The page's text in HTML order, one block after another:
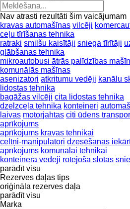
Nav atrasti rezultāti šim vaicājumam
kravas automašīnas vilcēji
ceļu tīrīšanas tehnika
ratraki smilšu kaisītāji sniega tīrītāji
glābšanas tehnika
mikroautobusi ātrās palīdzības
komunālās mašīnas
asenizatori atkritumu vedēji kanālu
lidostas tehnika
bagāžas vilcēji cita lidostas tehnika
dzelzceļa tehnika konteineri
laivas motorjahtas citi ūdens
aprīkojums
aprīkojums kravas tehnikai
celtņi-manipulatori dzesēšanas
aprīkojums komunālai tehnikai
konteinera vedēji rotējošā slotas
parādīt visu
Rezerves daļas tips
oriģināla rezerves daļa
parādīt visu
Marka